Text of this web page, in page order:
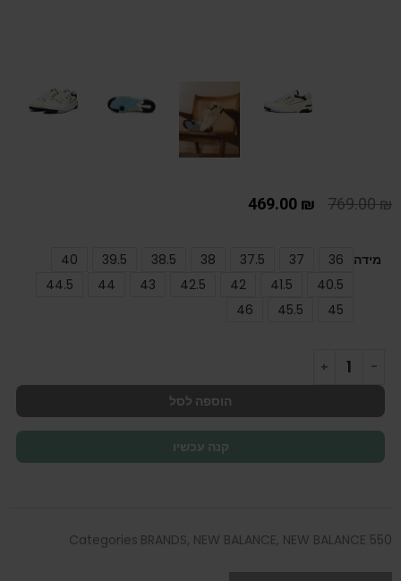
769.00₪
469.00 ₪
מידה 36
37
37.5
38
38.5
39.5
40
40.5
41.5
42
42.5
43
44
44.5
45
45.5
46
הוספה לסל
קנה עכשיו
Categories BRANDS, NEW BALANCE, NEW BALANCE 550